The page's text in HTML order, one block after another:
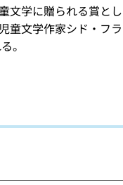
文学に贈られる賞と
文学作家シド・フラ
。